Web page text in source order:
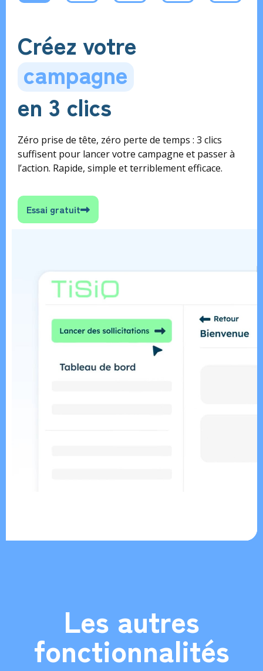
Créez votre
campagne
en 3 clics
Zéro prise de tête, zéro perte de temps : 3 clics
suffisent pour lancer votre campagne et passer à
l’action. Rapide, simple et terriblement efficace.
Essai gratuit
Les autres
fonctionnalités